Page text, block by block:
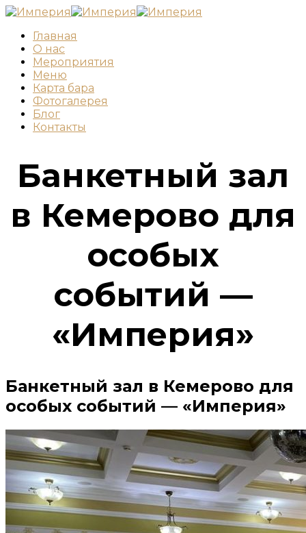
Главная
О нас
Мероприятия
Меню
Карта бара
Фотогалерея
Блог
Контакты
Банкетный зал
в Кемерово для
особых
событий —
«Империя»
Банкетный зал в Кемерово для
особых событий — «Империя»